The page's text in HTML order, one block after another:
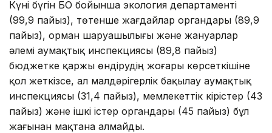
Күні бүгін БҚО бойынша экология департаменті
(99,9 пайыз), төтенше жағдайлар органдары (89,9
пайыз), орман шаруашылығы және жануарлар
әлемі аумақтық инспекциясы (89,8 пайыз)
бюджетке қаржы өндірудің жоғары көрсеткішіне
қол жеткізсе, ал малдәрігерлік бақылау аумақтық
инспекциясы (31,4 пайыз), мемлекеттік кірістер (43
пайыз) және ішкі істер органдары (45 пайыз) бұл
жағынан мақтана алмайды.